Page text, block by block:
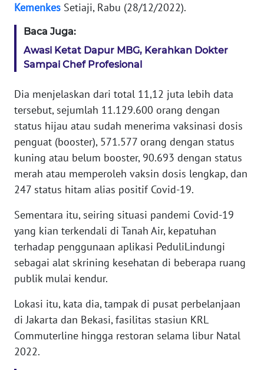
Kemenkes Setiaji, Rabu (28/12/2022).
Baca Juga:
Awasi Ketat Dapur MBG, Kerahkan Dokter
Sampai Chef Profesional
Dia menjelaskan dari total 11,12 juta lebih data
tersebut, sejumlah 11.129.600 orang dengan
status hijau atau sudah menerima vaksinasi dosis
penguat (booster), 571.577 orang dengan status
kuning atau belum booster, 90.693 dengan status
merah atau memperoleh vaksin dosis lengkap, dan
247 status hitam alias positif Covid-19.
Sementara itu, seiring situasi pandemi Covid-19
yang kian terkendali di Tanah Air, kepatuhan
terhadap penggunaan aplikasi PeduliLindungi
sebagai alat skrining kesehatan di beberapa ruang
publik mulai kendur.
Lokasi itu, kata dia, tampak di pusat perbelanjaan
di Jakarta dan Bekasi, fasilitas stasiun KRL
Commuterline hingga restoran selama libur Natal
2022.
SUMUT
WN
WN
JABAR
WN
BANTEN
WN
WN
KEPRI
WN
PAPUA
BARAT